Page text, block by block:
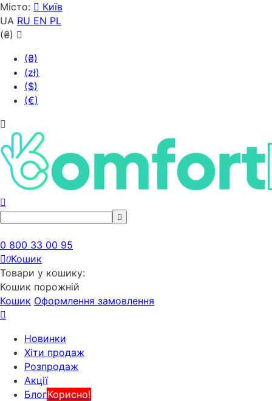
Місто:
Київ
UA RU EN PL
(₴)
(₴)
(zł)
($)
(€)
0 800 33 00 95
0Кошик
Товари у кошику:
Кошик порожній
Кошик Оформлення замовлення
Новинки
Хіти продаж
Розпродаж
Акції
БлогКорисно!